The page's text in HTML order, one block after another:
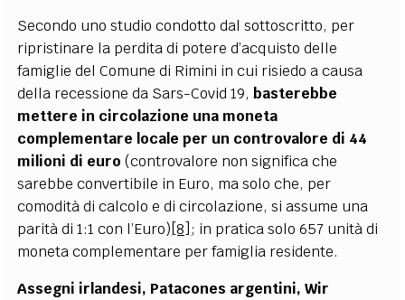
Secondo uno studio condotto dal sottoscritto, per
ripristinare la perdita di potere d’acquisto delle
famiglie del Comune di Rimini in cui risiedo a causa
della recessione da Sars-Covid 19,basterebbe
mettere in circolazione una moneta
complementare locale per un controvalore di 44
milioni di euro (controvalore non significa che
sarebbe convertibile in Euro, ma solo che, per
comodità di calcolo e di circolazione, si assume una
parità di 1:1 con l’Euro)[8] ; in pratica solo 657 unità di
moneta complementare per famiglia residente.
Assegni irlandesi, Patacones argentini, Wir